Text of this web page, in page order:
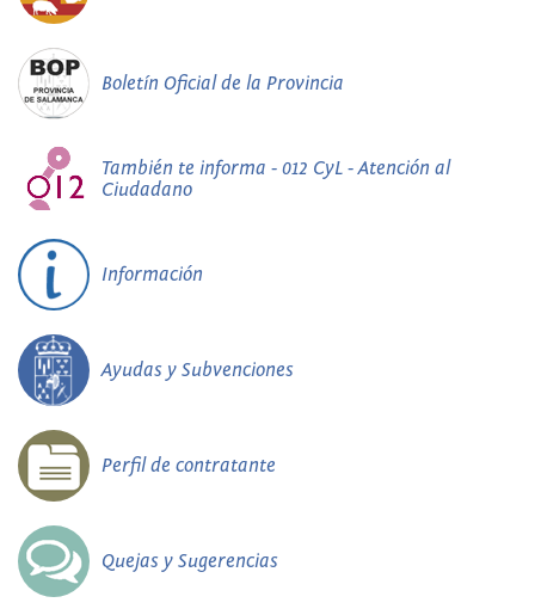
Boletín Oficial de la Provincia
También te informa - 012 CyL - Atención al
Ciudadano
Información
Ayudas y Subvenciones
Perfil de contratante
Quejas y Sugerencias